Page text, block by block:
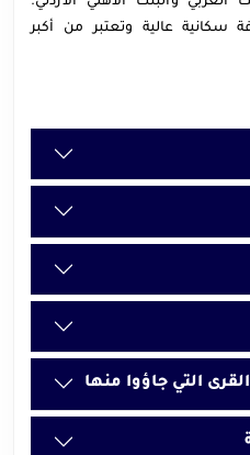
سكانية عالية وتعتبر من أكبر
التي جاؤوا منها